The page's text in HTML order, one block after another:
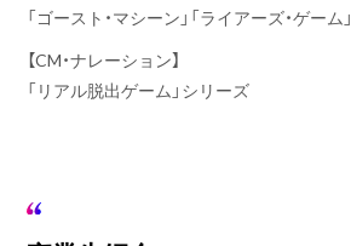
「ゴースト・マシーン」「ライアーズ・ゲーム」
【CM・ナレーション】
「リアル脱出ゲーム」シリーズ